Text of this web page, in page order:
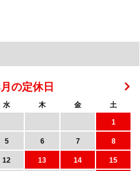
の定休日
水 木 金
土
1
5 6 7
8
12 13 14
15